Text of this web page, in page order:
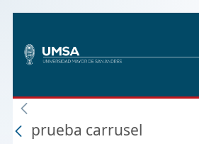
prueba carrusel